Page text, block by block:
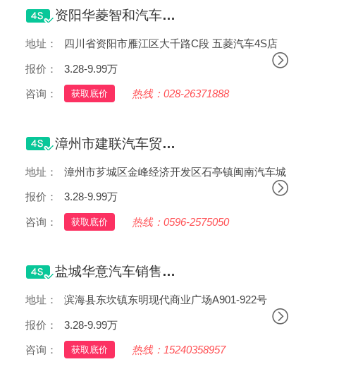
资阳华菱智和汽车销售服务有限公司
地址： 四川省资阳市雁江区大千路C段 五菱汽车4S店
报价： 3.28-9.99万
咨询： 获取底价 热线：028-26371888
漳州市建联汽车贸易有限公司
地址： 漳州市芗城区金峰经济开发区石亭镇闽南汽车城
报价： 3.28-9.99万
咨询： 获取底价 热线：0596-2575050
盐城华意汽车销售服务有限公司
地址： 滨海县东坎镇东明现代商业广场A901-922号
报价： 3.28-9.99万
咨询： 获取底价 热线：15240358957